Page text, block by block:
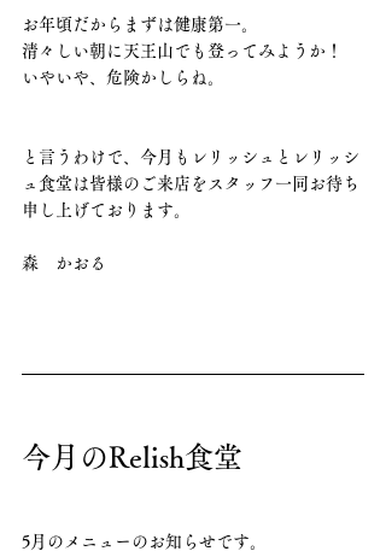
お年頃だからまずは健康第一。
清々しい朝に天王山でも登ってみようか！
いやいや、危険かしらね。
と言うわけで、今月もレリッシュとレリッシ
ュ食堂は皆様のご来店をスタッフ一同お待ち
申し上げております。
森　かおる
今月のRelish食堂
5月のメニューのお知らせです。